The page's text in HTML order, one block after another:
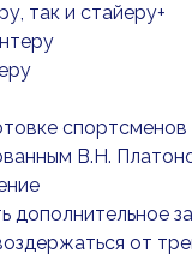
так и стайеру+
В.Н.
дополнительное
от